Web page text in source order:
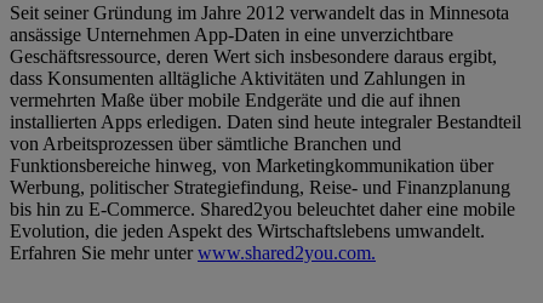
Seit seiner Gründung im Jahre 2012 verwandelt das in Minnesota
ansässige Unternehmen App-Daten in eine unverzichtbare
Geschäftsressource, deren Wert sich insbesondere daraus ergibt,
dass Konsumenten alltägliche Aktivitäten und Zahlungen in
vermehrten Maße über mobile Endgeräte und die auf ihnen
installierten Apps erledigen. Daten sind heute integraler Bestandteil
von Arbeitsprozessen über sämtliche Branchen und
Funktionsbereiche hinweg, von Marketingkommunikation über
Werbung, politischer Strategiefindung, Reise- und Finanzplanung
bis hin zu E-Commerce. Shared2you beleuchtet daher eine mobile
Evolution, die jeden Aspekt des Wirtschaftslebens umwandelt.
Erfahren Sie mehr unterwww.shared2you.com.